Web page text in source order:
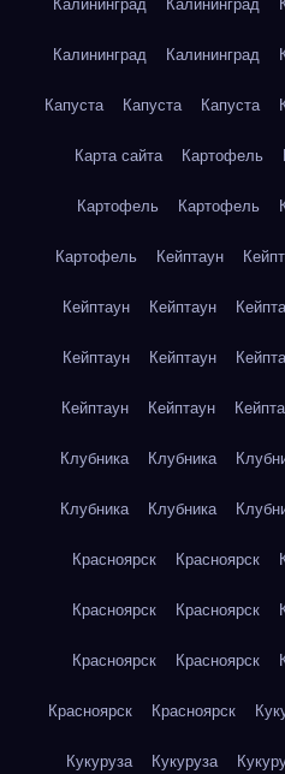
Калининград Калининград
Калининград Калининград
Капуста Капуста Капуста
Карта сайта Картофель
Картофель Картофель
Картофель Кейптаун
Кейптаун Кейптаун
Кейптаун Кейптаун
Кейптаун Кейптаун
Клубника Клубника
Клубника Клубника
Красноярск Красноярск
Красноярск Красноярск
Красноярск Красноярск
Красноярск Красноярск
Кукуруза Кукуруза